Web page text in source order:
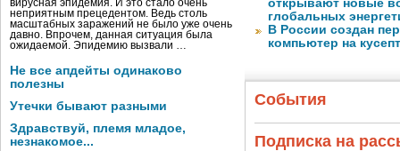
вирусная эпидемия. И это стало очень
неприятным прецедентом. Ведь столь
масштабных заражений не было уже очень
давно. Впрочем, данная ситуация была
ожидаемой. Эпидемию вызвали …
Не все апдейты одинаково
полезны
Утечки бывают разными
Здравствуй, племя младое,
незнакомое...
открывают новые
глобальных
В России создан
компьютер на
События
Подписка на